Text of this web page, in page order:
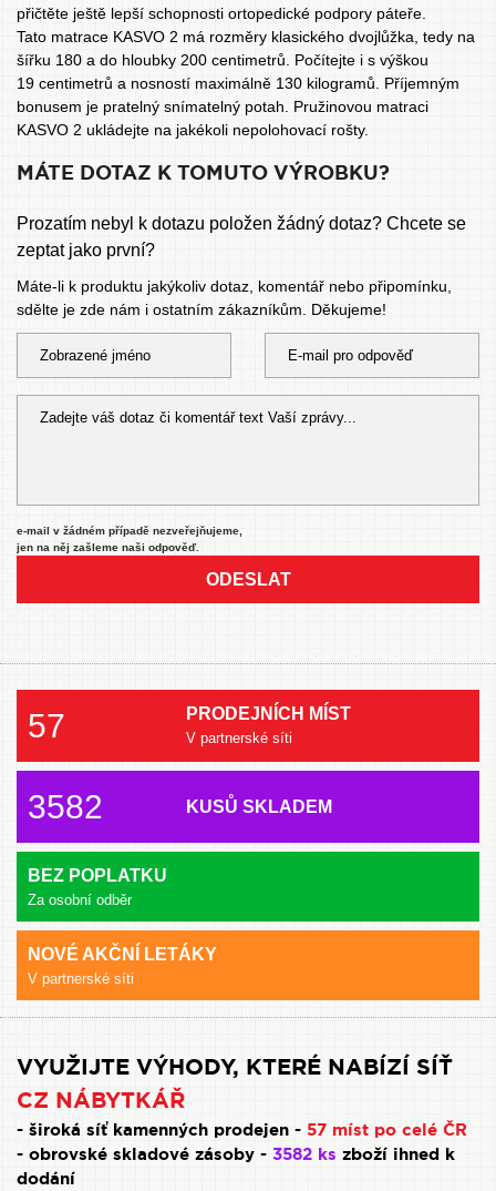
přičtěte ještě lepší schopnosti ortopedické podpory páteře.
Tato matrace KASVO 2 má rozměry klasického dvojlůžka, tedy na
šířku 180 a do hloubky 200 centimetrů. Počítejte i s výškou
19 centimetrů a nosností maximálně 130 kilogramů. Příjemným
bonusem je pratelný snímatelný potah. Pružinovou matraci
KASVO 2 ukládejte na jakékoli nepolohovací rošty.
MÁTE DOTAZ K TOMUTO VÝROBKU?
Prozatím nebyl k dotazu položen žádný dotaz? Chcete se
zeptat jako první?
Máte-li k produktu jakýkoliv dotaz, komentář nebo připomínku,
sdělte je zde nám i ostatním zákazníkům. Děkujeme!
e-mail v žádném případě nezveřejňujeme,
jen na něj zašleme naši odpověď.
ODESLAT
57 PRODEJNÍCH MÍST
V partnerské síti
3582 KUSŮ SKLADEM
BEZ POPLATKU
Za osobní odběr
NOVÉ AKČNÍ LETÁKY
V partnerské síti
VYUŽIJTE VÝHODY, KTERÉ NABÍZÍ SÍŤ
CZ NÁBYTKÁŘ
- široká síť kamenných prodejen - 57 míst po celé ČR
- obrovské skladové zásoby - 3582 ks zboží ihned k
dodání